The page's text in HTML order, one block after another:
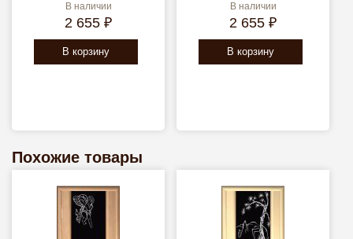
В наличии
2 655 ₽
В корзину
В наличии
2 655 ₽
В корзину
Похожие товары